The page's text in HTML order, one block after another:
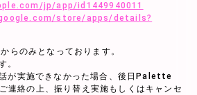
jp/app/id1449940011
store/apps/details?
らのみとなっております。
。
が実施できなかった場合、後日Palette
連絡の上、振り替え実施もしくはキャンセ